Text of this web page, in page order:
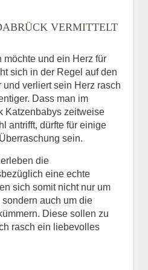
VERMITTELT
möchte und ein Herz für
sich in der Regel auf den
verliert sein Herz rasch
Dass man im
Katzenbabys zeitweise
antrifft, dürfte für einige
sein.
die
eine echte
sich somit nicht nur um
auch um die
Diese sollen zu
rasch ein liebevolles